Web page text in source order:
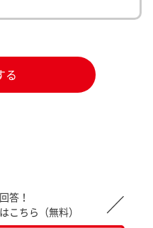
る
答！
こちら（無料）